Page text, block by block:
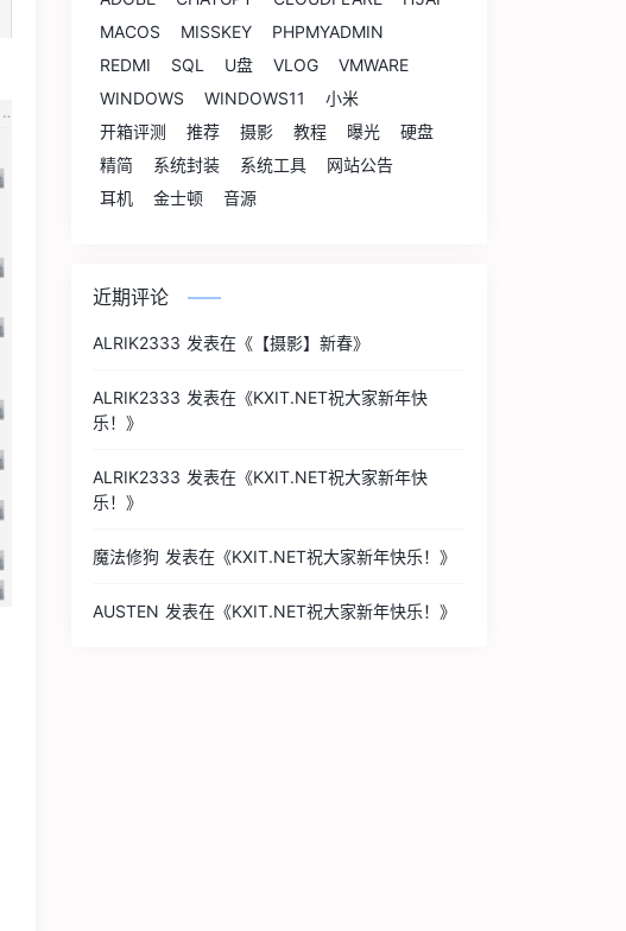
MACOS
MISSKEY
PHPMYADMIN
REDMI
SQL U盘 VLOG
VMWARE
WINDOWS
WINDOWS11
小米
开箱评测
推荐 摄影 教程 曝光
硬盘
精简
系统封装 系统工具
网站公告
耳机
金士顿 音源
近期评论
ALRIK2333 发表在《 【摄影】新春》
ALRIK2333 发表在《KXIT.NET祝大家新年快
乐！ 》
ALRIK2333 发表在《KXIT.NET祝大家新年快
乐！ 》
魔法修狗 发表在《KXIT.NET祝大家新年快乐！ 》
AUSTEN 发表在《KXIT.NET祝大家新年快乐！ 》